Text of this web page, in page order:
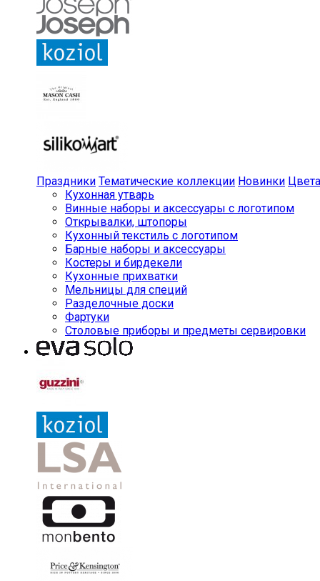
Праздники Тематические коллекции Новинки Цвета
Кухонная утварь
Винные наборы и аксессуары с логотипом
Открывалки, штопоры
Кухонный текстиль с логотипом
Барные наборы и аксессуары
Костеры и бирдекели
Кухонные прихватки
Мельницы для специй
Разделочные доски
Фартуки
Столовые приборы и предметы сервировки